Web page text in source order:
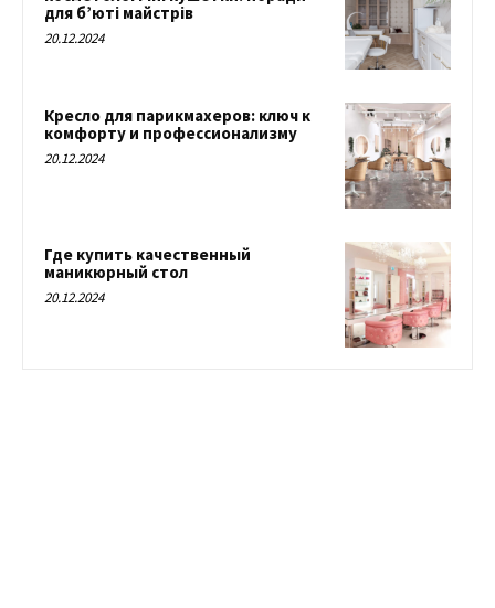
для б’юті майстрів
20.12.2024
Кресло для парикмахеров: ключ к
комфорту и профессионализму
20.12.2024
Где купить качественный
маникюрный стол
20.12.2024